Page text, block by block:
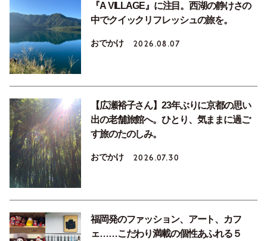
『A VILLAGE』に注目。西湖の静けさの
中でクイックリフレッシュの旅を。
おでかけ 2026.08.07
【広瀬裕子さん】23年ぶりに京都の思い
出の老舗旅館へ。ひとり、気ままに過ご
す旅のたのしみ。
おでかけ 2026.07.30
福岡発のファッション、アート、カフ
ェ……こだわり満載の個性あふれる５